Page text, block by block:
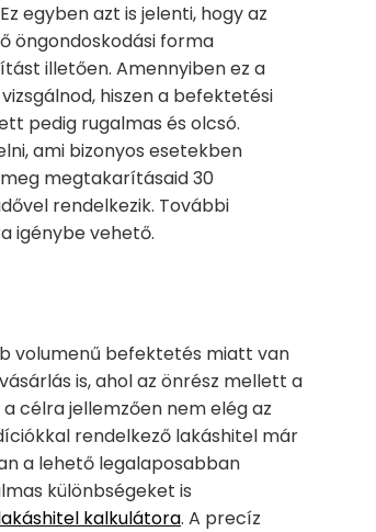
egyben azt is jelenti, hogy az
öngondoskodási forma
illetően. Amennyiben ez a
hiszen a befektetési
pedig rugalmas és olcsó.
ami bizonyos esetekben
megtakarításaid 30
rendelkezik. További
igénybe vehető.
volumenű befektetés miatt van
is, ahol az önrész mellett a
célra jellemzően nem elég az
rendelkező lakáshitel már
a lehető legalaposabban
különbségeket is
kalkulátora. A precíz